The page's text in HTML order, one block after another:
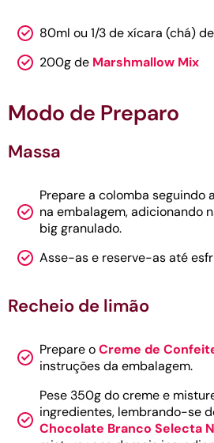
80ml ou 1/3 de xícara (chá)
200g de Marshmallow Mix
Modo de Preparo
Massa
Prepare a colomba seguindo
na embalagem, adicionando
big granulado.
Asse-as e reserve-as até
Recheio de limão
Prepare oCreme de
instruções da embalagem.
Pese 350g do creme e
ingredientes, lembrando-se
Chocolate Branco Selecta